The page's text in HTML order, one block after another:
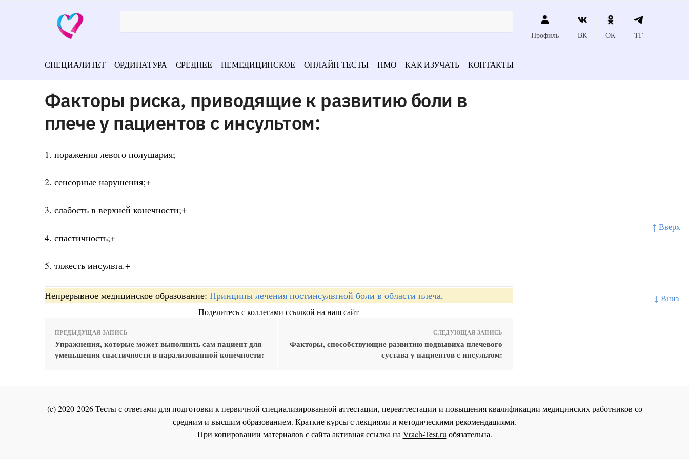
↑ Вверх
↓ Вниз
Профиль ВК ОК ТГ
СПЕЦИАЛИТЕТ ОРДИНАТУРА СРЕДНЕЕ НЕМЕДИЦИНСКОЕ ОНЛАЙН ТЕСТЫ НМО КАК ИЗУЧАТЬ КОНТАКТЫ
Факторы риска, приводящие к развитию боли в
плече у пациентов с инсультом:
1. поражения левого полушария;
2. сенсорные нарушения;+
3. слабость в верхней конечности;+
4. спастичность;+
5. тяжесть инсульта.+
Непрерывное медицинское образование: Принципы лечения постинсультной боли в области плеча.
Поделитесь с коллегами ссылкой на наш сайт
ПРЕДЫДУЩАЯ ЗАПИСЬ
Упражнения, которые может выполнить сам пациент для
уменьшения спастичности в парализованной конечности:
СЛЕДУЮЩАЯ ЗАПИСЬ
Факторы, способствующие развитию подвывиха плечевого
сустава у пациентов с инсультом:
(c) 2020-2026 Тесты с ответами для подготовки к первичной специализированной аттестации, переаттестации и повышения квалификации медицинских работников со
средним и высшим образованием. Краткие курсы с лекциями и методическими рекомендациями.
При копировании материалов с сайта активная ссылка на Vrach-Test.ru обязательна.